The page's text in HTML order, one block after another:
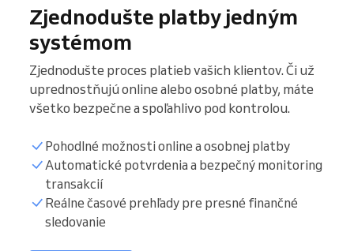
Zjednodušte platby jedným
systémom
Zjednodušte proces platieb vašich klientov. Či už
uprednostňujú online alebo osobné platby, máte
všetko bezpečne a spoľahlivo pod kontrolou.
Pohodlné možnosti online a osobnej platby
Automatické potvrdenia a bezpečný monitoring
transakcií
Reálne časové prehľady pre presné finančné
sledovanie